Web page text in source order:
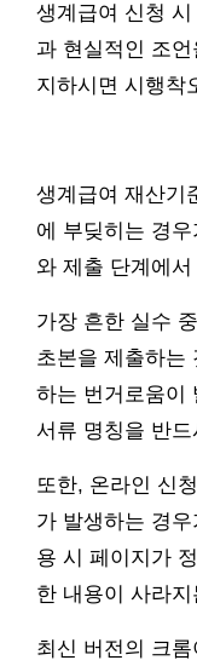
생계급여 신청
과 현실적인 조
지하시면 시행착
생계급여 재산기
에 부딪히는 경
와 제출 단계에
가장 흔한 실수
초본을 제출하는
하는 번거로움이
서류 명칭을 반
또한, 온라인 신
가 발생하는 경
용 시 페이지가
한 내용이 사라
최신 버전의 크